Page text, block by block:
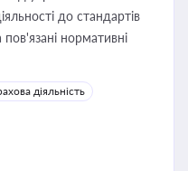
до стандартів
нормативні
діяльність